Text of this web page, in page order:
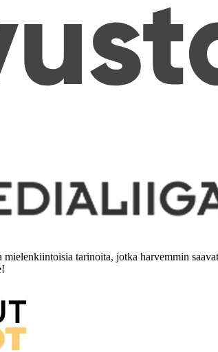
mielenkiintoisia tarinoita, jotka harvemmin